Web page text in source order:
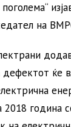
на
ќе
2018 година